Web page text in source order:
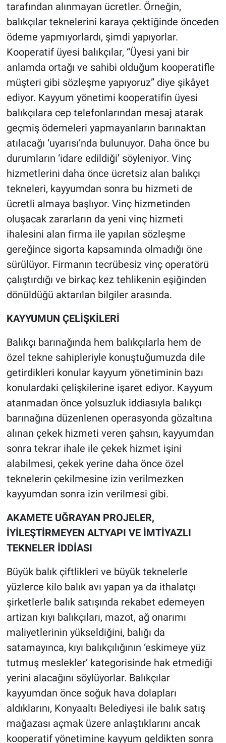
tarafından alınmayan ücretler. Örneğin,
balıkçılar teknelerini karaya çektiğinde önceden
ödeme yapmıyorlardı, şimdi yapıyorlar.
Kooperatif üyesi balıkçılar, “Üyesi yani bir
anlamda ortağı ve sahibi olduğum kooperatifle
müşteri gibi sözleşme yapıyoruz” diye şikâyet
ediyor. Kayyum yönetimi kooperatifin üyesi
balıkçılara cep telefonlarından mesaj atarak
geçmiş ödemeleri yapmayanların barınaktan
atılacağı ‘uyarısı’nda bulunuyor. Daha önce bu
durumların ‘idare edildiği’ söyleniyor. Vinç
hizmetlerini daha önce ücretsiz alan balıkçı
tekneleri, kayyumdan sonra bu hizmeti de
ücretli almaya başlıyor. Vinç hizmetinden
oluşacak zararların da yeni vinç hizmeti
ihalesini alan firma ile yapılan sözleşme
gereğince sigorta kapsamında olmadığı öne
sürülüyor. Firmanın tecrübesiz vinç operatörü
çalıştırdığı ve birkaç kez tehlikenin eşiğinden
dönüldüğü aktarılan bilgiler arasında.
KAYYUMUN ÇELİŞKİLERİ
Balıkçı barınağında hem balıkçılarla hem de
özel tekne sahipleriyle konuştuğumuzda dile
getirdikleri konular kayyum yönetiminin bazı
konulardaki çelişkilerine işaret ediyor. Kayyum
atanmadan önce yolsuzluk iddiasıyla balıkçı
barınağına düzenlenen operasyonda gözaltına
alınan çekek hizmeti veren şahsın, kayyumdan
sonra tekrar ihale ile çekek hizmet işini
alabilmesi, çekek yerine daha önce özel
teknelerin çekilmesine izin verilmezken
kayyumdan sonra izin verilmesi gibi.
AKAMETE UĞRAYAN PROJELER,
İYİLEŞTİRMEYEN ALTYAPI VE İMTİYAZLI
TEKNELER İDDİASI
Büyük balık çiftlikleri ve büyük teknelerle
yüzlerce kilo balık avı yapan ya da ithalatçı
şirketlerle balık satışında rekabet edemeyen
artizan kıyı balıkçıları, mazot, ağ onarımı
maliyetlerinin yükseldiğini, balığı da
satamayınca, kıyı balıkçılığının ‘eskimeye yüz
tutmuş meslekler’ kategorisinde hak etmediği
yerini alacağını söylüyorlar. Balıkçılar
kayyumdan önce soğuk hava dolapları
aldıklarını, Konyaaltı Belediyesi ile balık satış
mağazası açmak üzere anlaştıklarını ancak
kooperatif yönetimine kayyum geldikten sonra
Türkiye'nin Gündemi
Yerel Gündem
Yerel Yaşam
Canlı Yayın